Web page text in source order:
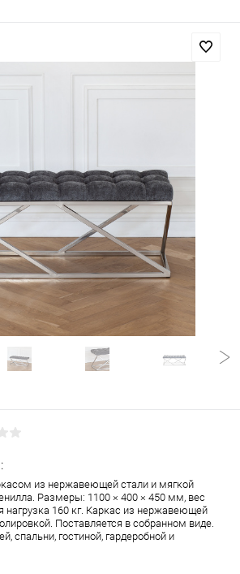
из нержавеющей стали и мягкой
Размеры: 1100 × 400 × 450 мм, вес
нагрузка 160 кг. Каркас из нержавеющей
Поставляется в собранном виде.
спальни, гостиной, гардеробной и